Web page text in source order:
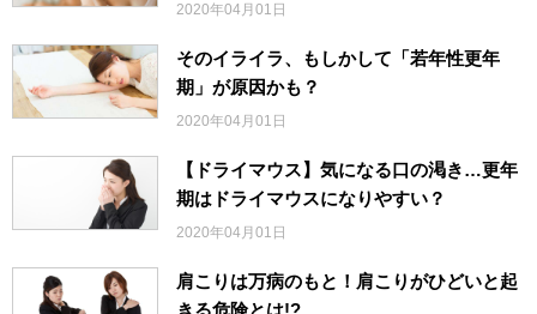
2020年04月01日
そのイライラ、もしかして「若年性更年
期」が原因かも？
2020年04月01日
【ドライマウス】気になる口の渇き…更年
期はドライマウスになりやすい？
2020年04月01日
肩こりは万病のもと！肩こりがひどいと起